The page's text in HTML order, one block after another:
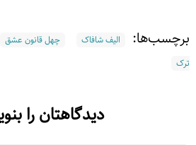
برچسب‌ها: الیف شافاک چهل قانون عشق
ترک
دیدگاهتان را